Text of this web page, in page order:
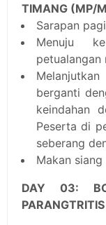
TIMANG (MP/
Sarapan pagi
Menuju
petualangan
berganti
keindahan
Peserta di
seberang
Makan
DAY 03: